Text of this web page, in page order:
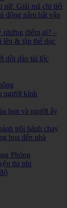
nữ. Giải mã chi tiết
động nắm bắt vận
những điểm gì? –
lên & tập thể dục
dồi dào tài lộc
người kính
bạn và người ấy
trôi bánh chay
họa đến nhà
Phòng
thị phi